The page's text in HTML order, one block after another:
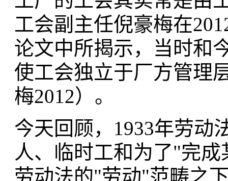
工会副主任倪豪梅在
论文中所揭示，当时和
使工会独立于厂方管理
梅2012）。
今天回顾，1933年劳动
人、临时工和为了"完
劳动法的"劳动"范畴之